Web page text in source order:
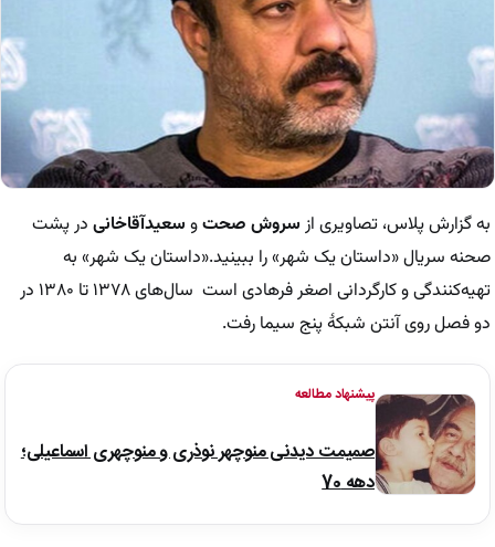
به گزارش پلاس، تصاویری از سروش صحتو سعیدآقاخانی در پشت
صحنه سریال «داستان یک شهر» را ببینید.«داستان یک شهر» به
تهیه‌کنندگی و کارگردانی اصغر فرهادی است سال‌های ۱۳۷۸ تا ۱۳۸۰ در
دو فصل روی آنتن شبکهٔ پنج سیما رفت.
پیشنهاد مطالعه
صمیمت دیدنی منوچهر نوذری و منوچهری اسماعیلی؛
دهه 70